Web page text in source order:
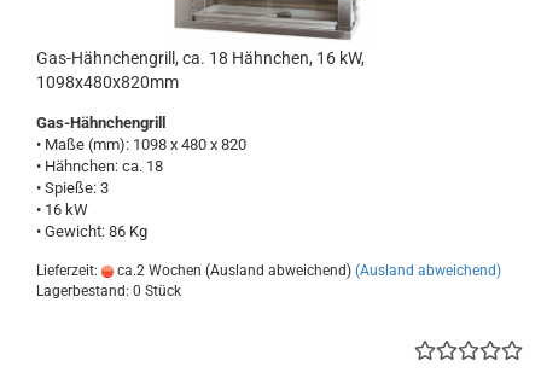
Gas-Hähnchengrill, ca. 18 Hähnchen, 16 kW,
1098x480x820mm
Gas-Hähnchengrill
• Maße (mm): 1098 x 480 x 820
• Hähnchen: ca. 18
• Spieße: 3
• 16 kW
• Gewicht: 86 Kg
Lieferzeit: ca.2 Wochen (Ausland abweichend) (Ausland abweichend)
Lagerbestand: 0 Stück